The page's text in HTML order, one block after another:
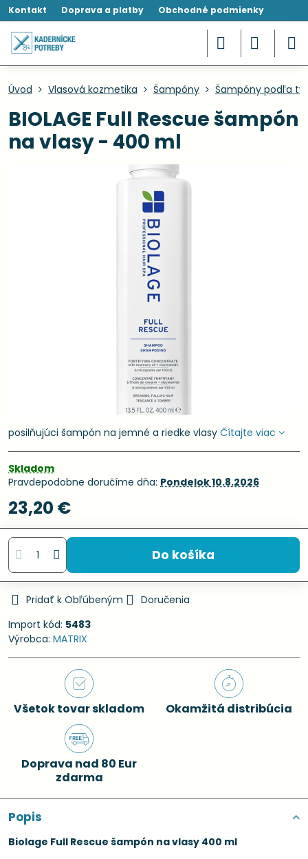
Kontakt Doprava a platby Obchodné podmienky
Úvod Vlasová kozmetika Šampóny Šampóny podľa
BIOLAGE Full Rescue šampón
na vlasy - 400 ml
posilňujúci šampón na jemné a riedke vlasy Čítajte viac
Skladom
Pravdepodobne doručíme dňa: Pondelok10.8.2026
23,20 €
Do košíka
Pridať k Obľúbeným
Doručenia
Import kód: 5483
Výrobca: MATRIX
Všetok tovar skladom Okamžitá distribúcia
Doprava nad 80 Eur
zdarma
Popis
Biolage Full Rescue šampón na vlasy 400 ml